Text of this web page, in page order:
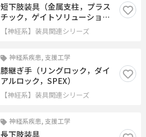
短下肢装具（金属支柱，プラス
チック，ゲイトソリューショ
ン，オルトップ）
【神経系】装具関連シリーズ
神経系疾患, 支援工学
膝継ぎ手（リングロック，ダイ
アルロック，SPEX）
【神経系】装具関連シリーズ
神経系疾患, 支援工学
長下肢装具